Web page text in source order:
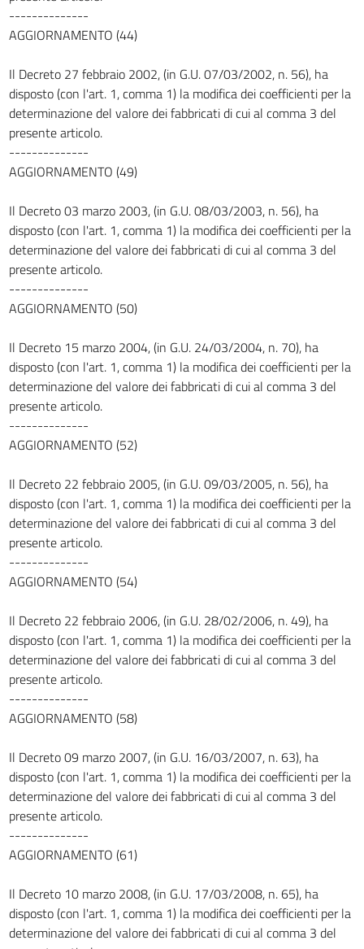
--------------
AGGIORNAMENTO (44)
Il Decreto 27 febbraio 2002, (in G.U. 07/03/2002, n. 56), ha
disposto (con l'art. 1, comma 1) la modifica dei coefficienti per la
determinazione del valore dei fabbricati di cui al comma 3 del
presente articolo.
--------------
AGGIORNAMENTO (49)
Il Decreto 03 marzo 2003, (in G.U. 08/03/2003, n. 56), ha
disposto (con l'art. 1, comma 1) la modifica dei coefficienti per la
determinazione del valore dei fabbricati di cui al comma 3 del
presente articolo.
--------------
AGGIORNAMENTO (50)
Il Decreto 15 marzo 2004, (in G.U. 24/03/2004, n. 70), ha
disposto (con l'art. 1, comma 1) la modifica dei coefficienti per la
determinazione del valore dei fabbricati di cui al comma 3 del
presente articolo.
--------------
AGGIORNAMENTO (52)
Il Decreto 22 febbraio 2005, (in G.U. 09/03/2005, n. 56), ha
disposto (con l'art. 1, comma 1) la modifica dei coefficienti per la
determinazione del valore dei fabbricati di cui al comma 3 del
presente articolo.
--------------
AGGIORNAMENTO (54)
Il Decreto 22 febbraio 2006, (in G.U. 28/02/2006, n. 49), ha
disposto (con l'art. 1, comma 1) la modifica dei coefficienti per la
determinazione del valore dei fabbricati di cui al comma 3 del
presente articolo.
--------------
AGGIORNAMENTO (58)
Il Decreto 09 marzo 2007, (in G.U. 16/03/2007, n. 63), ha
disposto (con l'art. 1, comma 1) la modifica dei coefficienti per la
determinazione del valore dei fabbricati di cui al comma 3 del
presente articolo.
--------------
AGGIORNAMENTO (61)
Il Decreto 10 marzo 2008, (in G.U. 17/03/2008, n. 65), ha
disposto (con l'art. 1, comma 1) la modifica dei coefficienti per la
determinazione del valore dei fabbricati di cui al comma 3 del